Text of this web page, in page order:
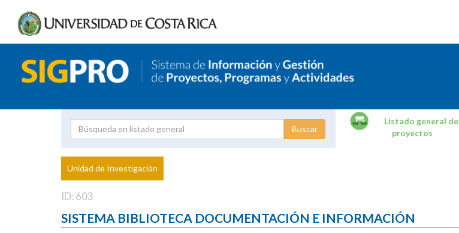
Proyecto
Investigador
Listado general de
proyectos
Unidad de Investigación
ID: 603
SISTEMA BIBLIOTECA DOCUMENTACIÓN E INFORMACIÓN